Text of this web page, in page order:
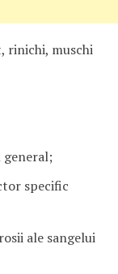
rinichi, muschi
specific
ale sangelui